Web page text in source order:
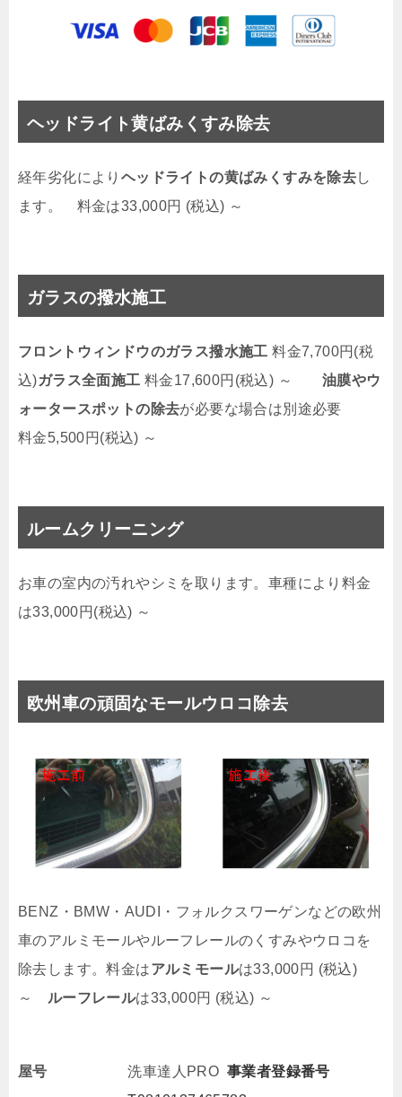
ヘッドライト黄ばみくすみ除去
経年劣化により ヘッドライトの黄ばみくすみを除去し
ます。 料金は33,000円 (税込) ～
ガラスの撥水施工
フロントウィンドウのガラス撥水施工 料金7,700円(税
込)ガラス全面施工 料金17,600円(税込) ～ 油膜やウ
ォータースポットの除去が必要な場合は別途必要
料金5,500円(税込) ～
ルームクリーニング
お車の室内の汚れやシミを取ります。車種により料金
は33,000円(税込) ～
欧州車の頑固なモールウロコ除去
BENZ・BMW・AUDI・フォルクスワーゲンなどの欧州
車のアルミモールやルーフレールのくすみやウロコを
除去します。料金はアルミモールは33,000円 (税込)
～ ルーフレールは33,000円 (税込) ～
屋号 洗車達人PRO 事業者登録番号